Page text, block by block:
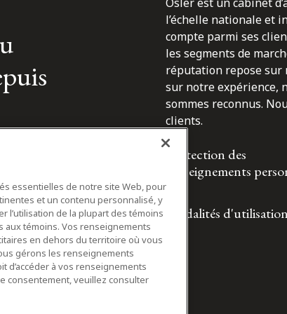
l’échelle nationale et
compte parmi ses
les segments de
réputation repose sur
sur notre expérience,
sommes reconnus.
clients.
Protection des
renseignements
Modalités d'utilisation
essentielles de notre site Web, pour
et un contenu personnalisé, y
l’utilisation de la plupart des témoins
témoins. Vos renseignements
en dehors du territoire où vous
gérons les renseignements
d’accéder à vos renseignements
consentement, veuillez consulter